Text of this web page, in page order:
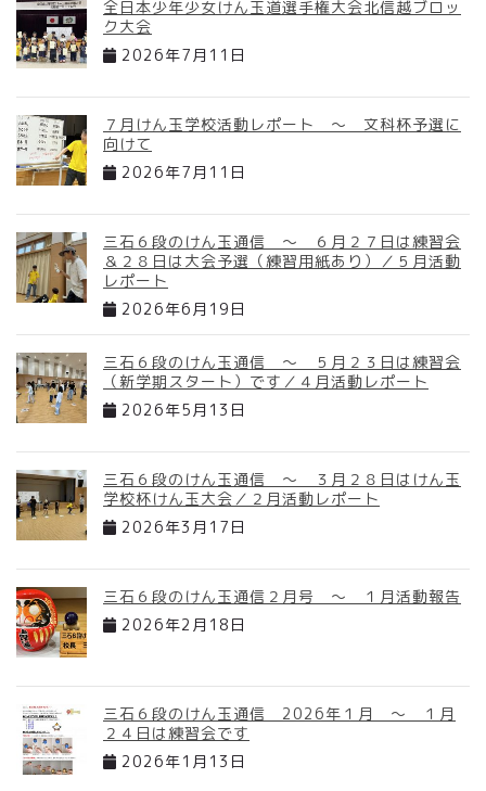
全日本少年少女けん玉道選手権大会北信越ブロッ
ク大会
2026年7月11日
７月けん玉学校活動レポート ～ 文科杯予選に
向けて
2026年7月11日
三石６段のけん玉通信 ～ ６月２７日は練習会
＆２８日は大会予選（練習用紙あり）／５月活動
レポート
2026年6月19日
三石６段のけん玉通信 ～ ５月２３日は練習会
（新学期スタート）です／４月活動レポート
2026年5月13日
三石６段のけん玉通信 ～ ３月２８日はけん玉
学校杯けん玉大会／２月活動レポート
2026年3月17日
三石６段のけん玉通信２月号 ～ １月活動報告
2026年2月18日
三石６段のけん玉通信 2026年１月 ～ １月
２４日は練習会です
2026年1月13日